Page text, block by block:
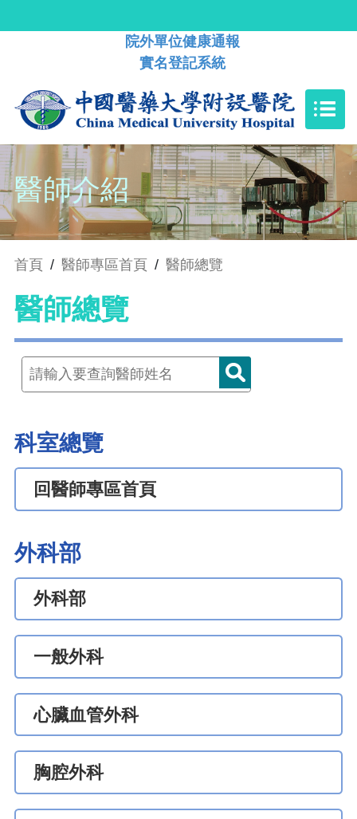
院外單位健康通報
實名登記系統
醫師介紹
首頁 / 醫師專區首頁 / 醫師總覽
醫師總覽
科室總覽
回醫師專區首頁
外科部
外科部
一般外科
心臟血管外科
胸腔外科